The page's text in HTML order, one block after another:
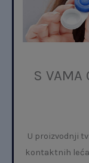
S VAMA
U proizvodnji
kontaktnih